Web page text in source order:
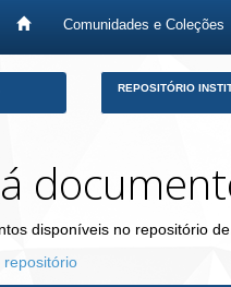
Comunidades e Coleções
REPOSITÓRIO
disponíveis no repositório
repositório